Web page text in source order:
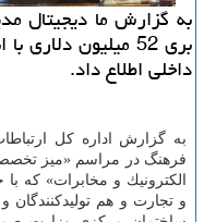
به گزارش ما دیجیتال
داخلی اطلاع داد.
به گزارش اداره كل
فرهنگ در مراسم «میز
الكترونیك و مخابرات» كه
و تجارت و هم تولیدكنندگان